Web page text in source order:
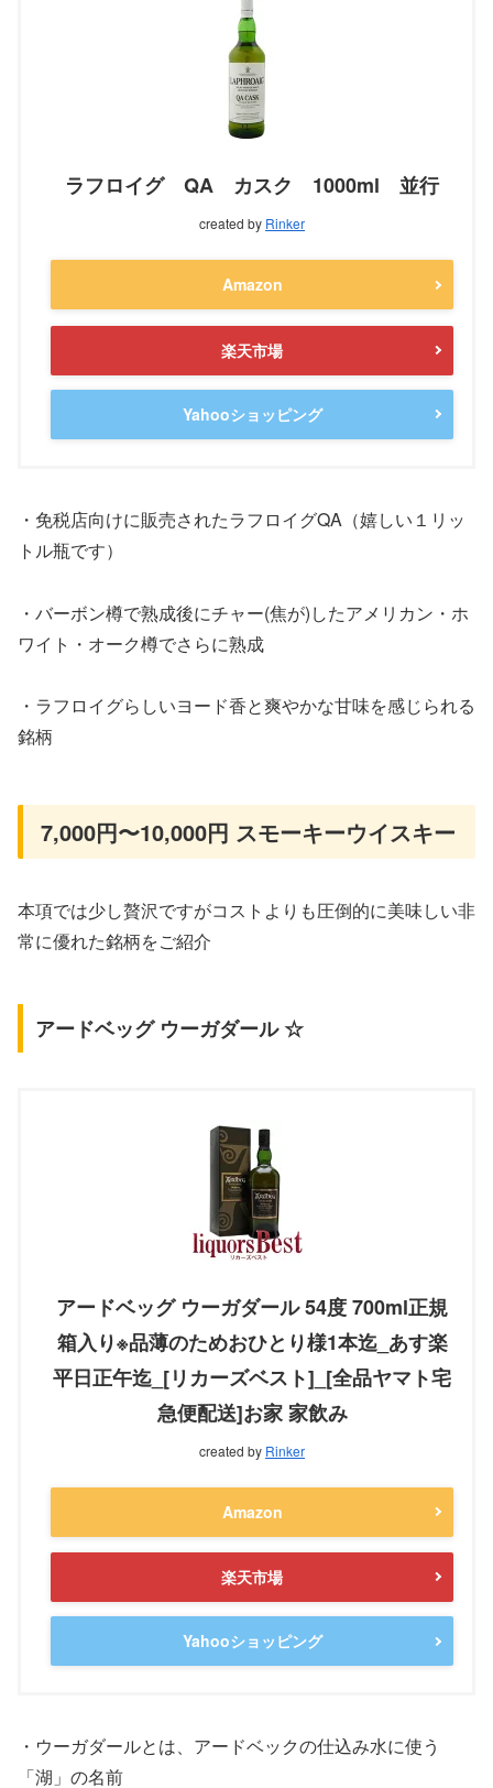
ラフロイグ QA カスク 1000ml 並行
created by Rinker
Amazon
楽天市場
Yahooショッピング
・免税店向けに販売されたラフロイグQA（嬉しい１リッ
トル瓶です）
・バーボン樽で熟成後にチャー(焦が)したアメリカン・ホ
ワイト・オーク樽でさらに熟成
・ラフロイグらしいヨード香と爽やかな甘味を感じられる
銘柄
7,000円〜10,000円 スモーキーウイスキー
本項では少し贅沢ですがコストよりも圧倒的に美味しい非
常に優れた銘柄をご紹介
アードベッグ ウーガダール ☆
アードベッグ ウーガダール 54度 700ml正規
箱入り※品薄のためおひとり様1本迄_あす楽
平日正午迄_[リカーズベスト]_[全品ヤマト宅
急便配送]お家 家飲み
created by Rinker
Amazon
楽天市場
Yahooショッピング
・ウーガダールとは、アードベックの仕込み水に使う
「湖」の名前